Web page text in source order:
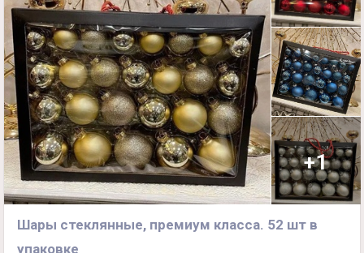
+1
Шары стеклянные, премиум класса. 52 шт в
упаковке